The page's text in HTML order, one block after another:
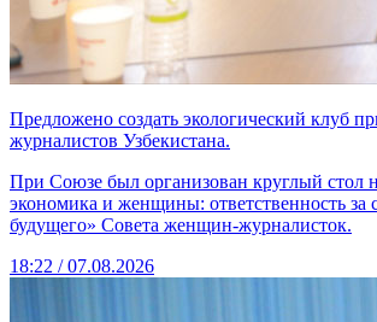
Предложено создать экологический клуб
журналистов Узбекистана.
При Союзе был организован круглый стол
экономика и женщины: ответственность за
будущего» Совета женщин-журналисток.
18:22 / 07.08.2026